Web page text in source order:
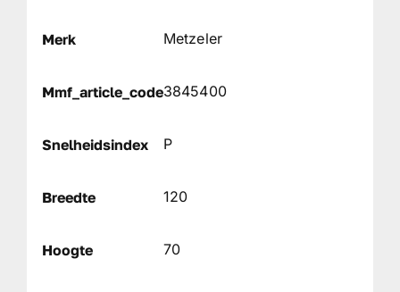
Merk Metzeler
Mmf_article_code3845400
Snelheidsindex P
Breedte 120
Hoogte 70